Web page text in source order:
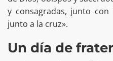
y consagradas, junto
junto a la cruz».
Un día de